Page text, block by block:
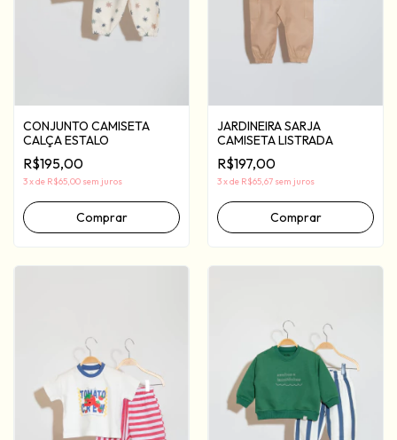
CONJUNTO CAMISETA
CALÇA ESTALO
R$195,00
3xde R$65,00 sem juros
Comprar
JARDINEIRA SARJA
CAMISETA LISTRADA
R$197,00
3xde R$65,67 sem juros
Comprar